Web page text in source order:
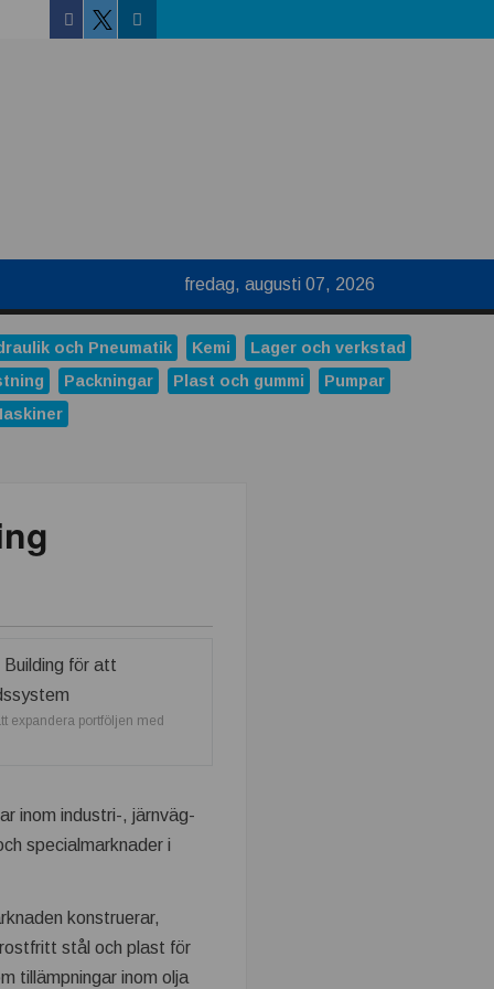
Facebook
TwitterLinkedin
fredag, augusti 07, 2026
och Pneumatik Kemi
Lager och verkstad
Packningar Plast och gummi
Pumpar
expandera portföljen med
inom industri-, järnväg-
specialmarknader i
konstruerar,
stål och plast för
tillämpningar inom olja